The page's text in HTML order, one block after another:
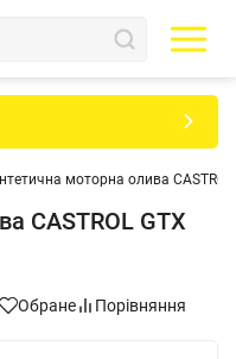
моторна олива
CASTROL GTX
Обране Порівняння